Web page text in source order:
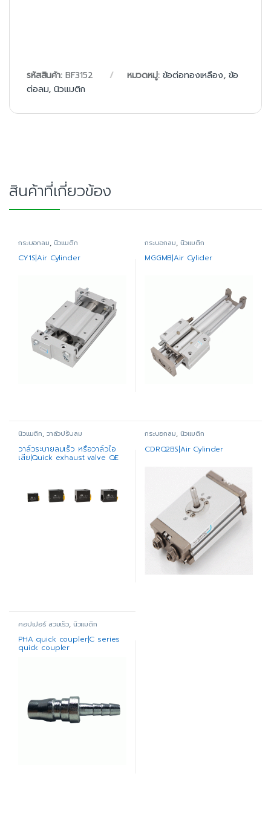
รหัสสินค้า: BF3152 หมวดหมู่: ข้อต่อทองเหลือง, ข้อ
ต่อลม,นิวแมติก
สินค้าที่เกี่ยวข้อง
กระบอกลม, นิวแมติก
CY1S|Air Cylinder
กระบอกลม, นิวแมติก
MGGMB|Air Cylider
นิวแมติก, วาล์วปรับลม
วาล์วระบายลมเร็ว หรือวาล์วไอ
เสีย|Quick exhaust valve QE
กระบอกลม, นิวแมติก
CDRQ2BS|Air Cylinder
คอปเปอร์ สวมเร็ว, นิวแมติก
PHA quick coupler|C series
quick coupler